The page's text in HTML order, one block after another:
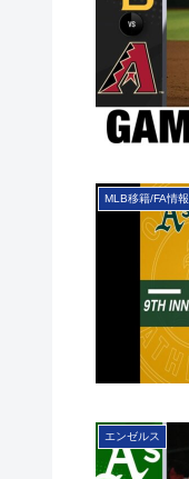
MLB移籍/FA情報
エンゼルス